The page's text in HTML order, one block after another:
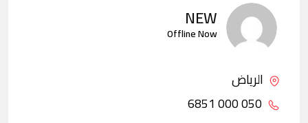
NEW
Offline Now
الرياض